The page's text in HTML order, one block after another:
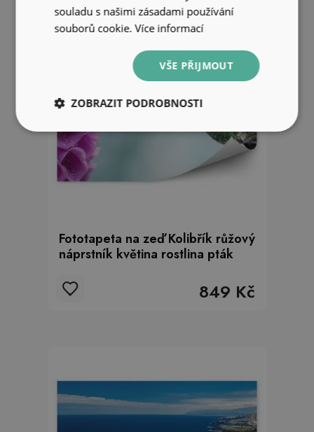
Fototapeta na zeď Kolibřík růžový
náprstník květina rostlina pták
849 Kč
souladu s našimi zásadami používání
souborů cookie.Více informací
VŠE PŘIJMOUT
ZOBRAZIT PODROBNOSTI